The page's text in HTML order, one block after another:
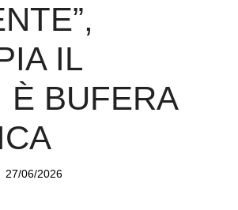
IL
È BUFERA
27/06/2026